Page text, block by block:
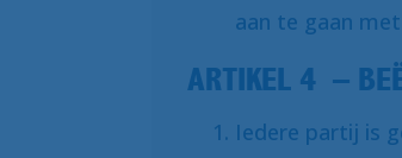
aan te gaan
ARTIKEL 4 –
Iedere partij is